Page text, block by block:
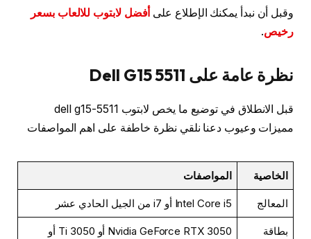
وقبل أن نبدأ يمكنك الإطلاع على أفضل لابتوب للالعاب بسعر
رخيص.
نظرة عامة على Dell G15 5511
قبل الانطلاق في توضيع ما يخص لابتوب dell g15-5511
مميزات وعيوب دعنا نلقي نظرة خاطفة على اهم المواصفات
الخاصية المواصفات
المعالج Intel Core i5 أو i7 من الجيل الحادي عشر
بطاقة
Nvidia GeForce RTX 3050 أو 3050 Ti أو